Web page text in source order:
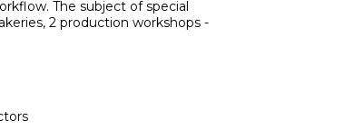
The subject of special
2 production workshops -